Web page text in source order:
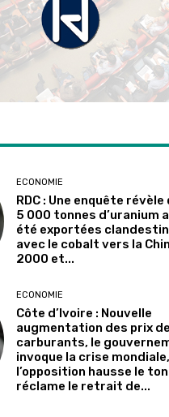
ECONOMIE
RDC : Une enquête révèle
5 000 tonnes d’uranium
été exportées
avec le cobalt vers la
2000 et...
ECONOMIE
Côte d’Ivoire : Nouvelle
augmentation des prix
carburants, le
invoque la crise mondiale,
l’opposition hausse le
réclame le retrait de...